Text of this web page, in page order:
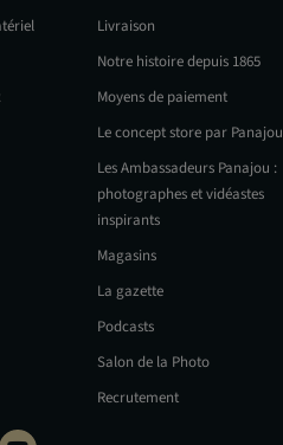
Livraison
Notre histoire depuis 1865
Moyens de paiement
Le concept store par Panajou
Les Ambassadeurs Panajou :
photographes et vidéastes
inspirants
Magasins
La gazette
Podcasts
Salon de la Photo
Recrutement